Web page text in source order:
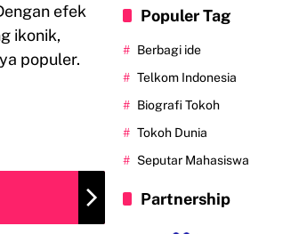
efek
ikonik,
populer.
Populer Tag
Berbagi ide
Telkom Indonesia
Biografi Tokoh
Tokoh Dunia
Seputar Mahasiswa
Partnership